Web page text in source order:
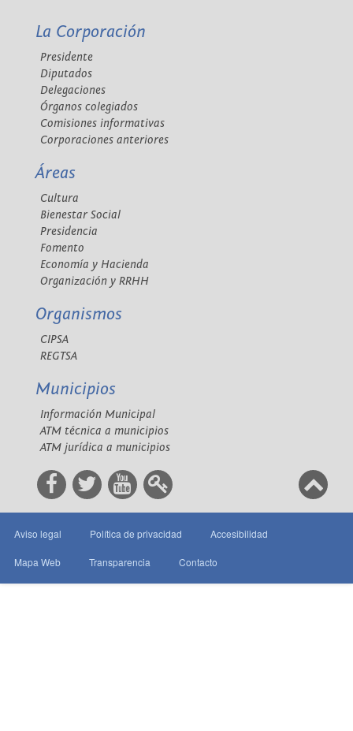
La Corporación
Presidente
Diputados
Delegaciones
Órganos colegiados
Comisiones informativas
Corporaciones anteriores
Áreas
Cultura
Bienestar Social
Presidencia
Fomento
Economía y Hacienda
Organización y RRHH
Organismos
CIPSA
REGTSA
Municipios
Información Municipal
ATM técnica a municipios
ATM jurídica a municipios
Aviso legal Política de privacidad Accesibilidad
Mapa Web Transparencia Contacto